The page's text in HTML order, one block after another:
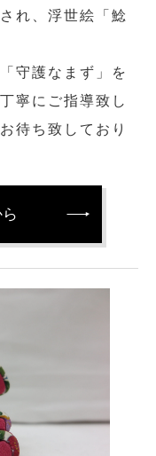
れ、浮世絵「鯰
守護なまず」を
寧にご指導致し
待ち致しており